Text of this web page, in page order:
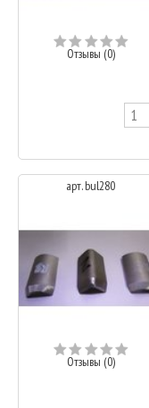
Отзывы (0)
арт. bul280
Отзывы (0)